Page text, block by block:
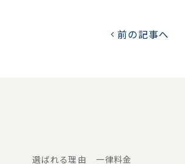
chevron_left前の記事へ
選ばれる理由 一律料金